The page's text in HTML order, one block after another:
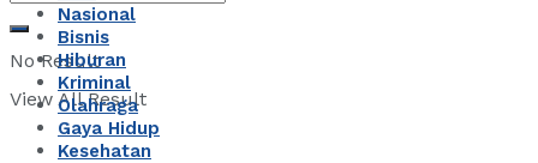
No Result
View All Result
Nasional
Bisnis
Hiburan
Kriminal
Olahraga
Gaya Hidup
Kesehatan